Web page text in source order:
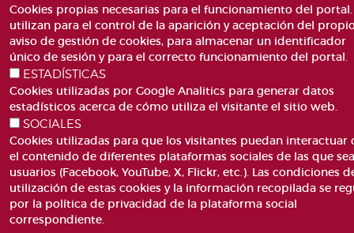
Cookies propias necesarias para el funcionamiento del portal.
utilizan para el control de la aparición y aceptación del
aviso de gestión de cookies, para almacenar un identificador
único de sesión y para el correcto funcionamiento del portal.
ESTADÍSTICAS
Cookies utilizadas por Google Analitics para generar datos
estadísticos acerca de cómo utiliza el visitante el sitio web.
SOCIALES
Cookies utilizadas para que los visitantes puedan interactuar
el contenido de diferentes plataformas sociales de las que
usuarios (Facebook, YouTube, X, Flickr, etc.). Las condiciones
utilización de estas cookies y la información recopilada se
por la política de privacidad de la plataforma social
correspondiente.